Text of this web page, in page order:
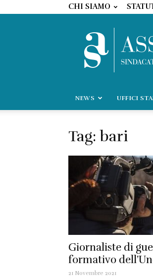
CHI SIAMO
NEWS UFFICI
Tag: bari
Giornaliste di
formativo
21 Novembre 2021